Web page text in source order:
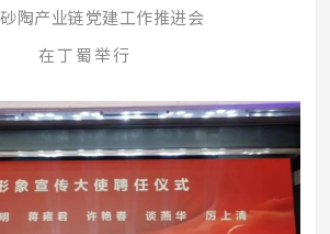
陶产业链党建工作推进会
在丁蜀举行